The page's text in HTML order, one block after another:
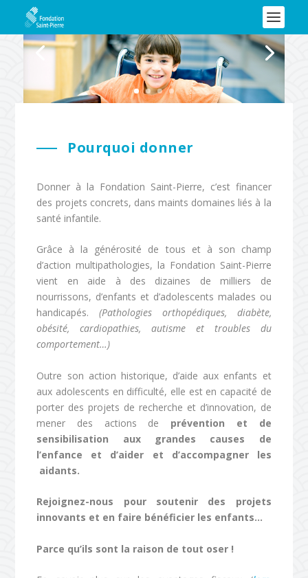
Pourquoi donner
Donner à la Fondation Saint-Pierre, c’est financer
des projets concrets, dans maints domaines liés à la
santé infantile.
Grâce à la générosité de tous et à son champ
d’action multipathologies, la Fondation Saint-Pierre
vient en aide à des dizaines de milliers de
nourrissons, d’enfants et d’adolescents malades ou
handicapés. (Pathologies orthopédiques, diabète,
obésité, cardiopathies, autisme et troubles du
comportement…)
Outre son action historique, d’aide aux enfants et
aux adolescents en difficulté, elle est en capacité de
porter des projets de recherche et d’innovation, de
mener des actions de prévention et de
sensibilisation aux grandes causes de
l’enfance et d’aider et d’accompagner les
aidants.
Rejoignez-nous pour soutenir des projets
innovants et en faire bénéficier les enfants…
Parce qu’ils sont la raison de tout oser !